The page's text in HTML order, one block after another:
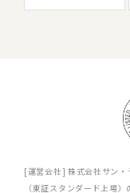
[運営会社] 株式会社サン・
（東証スタンダード上場）